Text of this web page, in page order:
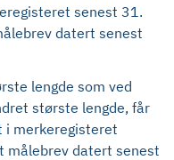
senest 31.
datert senest
lengde som ved
største lengde, får
i merkeregisteret
målebrev datert senest